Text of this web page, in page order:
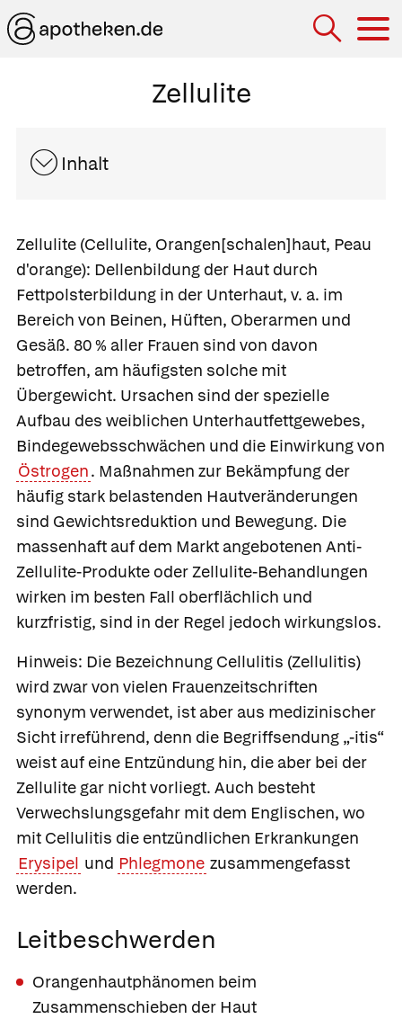
Zellulite
Inhalt
Zellulite (Cellulite, Orangen[schalen]haut, Peau
d'orange): Dellenbildung der Haut durch
Fettpolsterbildung in der Unterhaut, v. a. im
Bereich von Beinen, Hüften, Oberarmen und
Gesäß. 80 % aller Frauen sind von davon
betroffen, am häufigsten solche mit
Übergewicht. Ursachen sind der spezielle
Aufbau des weiblichen Unterhautfettgewebes,
Bindegewebsschwächen und die Einwirkung von
Östrogen. Maßnahmen zur Bekämpfung der
häufig stark belastenden Hautveränderungen
sind Gewichtsreduktion und Bewegung. Die
massenhaft auf dem Markt angebotenen Anti-
Zellulite-Produkte oder Zellulite-Behandlungen
wirken im besten Fall oberflächlich und
kurzfristig, sind in der Regel jedoch wirkungslos.
Hinweis: Die Bezeichnung Cellulitis (Zellulitis)
wird zwar von vielen Frauenzeitschriften
synonym verwendet, ist aber aus medizinischer
Sicht irreführend, denn die Begriffsendung „-itis“
weist auf eine Entzündung hin, die aber bei der
Zellulite gar nicht vorliegt. Auch besteht
Verwechslungsgefahr mit dem Englischen, wo
mit Cellulitis die entzündlichen Erkrankungen
Erysipel und Phlegmone zusammengefasst
werden.
Leitbeschwerden
Orangenhautphänomen beim
Zusammenschieben der Haut